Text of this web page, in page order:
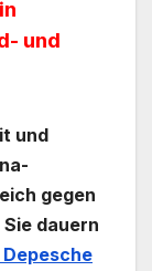
und
und
gegen
dauern
Depesche